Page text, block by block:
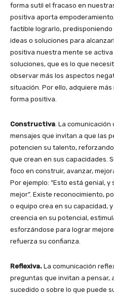
forma sutil el fracaso en
positiva aporta
factible lograrlo,
ideas o soluciones para
positiva nuestra mente se
soluciones, que es lo que
observar más los aspectos
situación. Por ello, adquiere
forma positiva.
Constructiva. La
mensajes que invitan a que las
potencien su talento,
que crean en sus capacidades.
foco en construir, avanzar,
Por ejemplo: “Esto está genial,
mejor”. Existe reconocimiento,
o equipo crea en su capacidad,
creencia en su potencial,
esforzándose para lograr
refuerza su confianza.
Reflexiva. La comunicación
preguntas que invitan a pensar,
sucedido o sobre lo que puede